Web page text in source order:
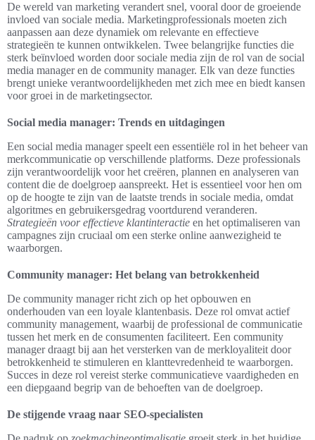
De wereld van marketing verandert snel, vooral door de groeiende
invloed van sociale media. Marketingprofessionals moeten zich
aanpassen aan deze dynamiek om relevante en effectieve
strategieën te kunnen ontwikkelen. Twee belangrijke functies die
sterk beïnvloed worden door sociale media zijn de rol van de social
media manager en de community manager. Elk van deze functies
brengt unieke verantwoordelijkheden met zich mee en biedt kansen
voor groei in de marketingsector.
Social media manager: Trends en uitdagingen
Een social media manager speelt een essentiële rol in het beheer van
merkcommunicatie op verschillende platforms. Deze professionals
zijn verantwoordelijk voor het creëren, plannen en analyseren van
content die de doelgroep aanspreekt. Het is essentieel voor hen om
op de hoogte te zijn van de laatste trends in sociale media, omdat
algoritmes en gebruikersgedrag voortdurend veranderen.
Strategieën voor effectieve klantinteractie en het optimaliseren van
campagnes zijn cruciaal om een sterke online aanwezigheid te
waarborgen.
Community manager: Het belang van betrokkenheid
De community manager richt zich op het opbouwen en
onderhouden van een loyale klantenbasis. Deze rol omvat actief
community management, waarbij de professional de communicatie
tussen het merk en de consumenten faciliteert. Een community
manager draagt bij aan het versterken van de merkloyaliteit door
betrokkenheid te stimuleren en klanttevredenheid te waarborgen.
Succes in deze rol vereist sterke communicatieve vaardigheden en
een diepgaand begrip van de behoeften van de doelgroep.
De stijgende vraag naar SEO-specialisten